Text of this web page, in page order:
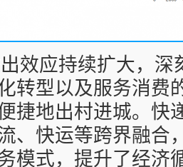
效应持续扩大，深
转型以及服务消费
捷地出村进城。快
、快运等跨界融合
模式，提升了经济